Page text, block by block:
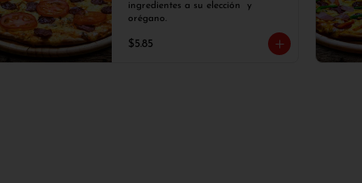
ingredientes a su elección  y
orégano.
$5.85